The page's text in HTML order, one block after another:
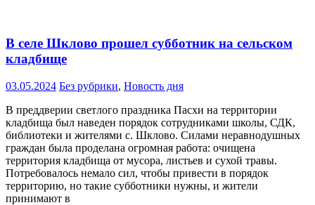
В селе Шклово прошел субботник на сельском
кладбище
03.05.2024 Без рубрики, Новость дня
В преддверии светлого праздника Пасхи на территории
кладбища был наведен порядок сотрудниками школы, СДК,
библиотеки и жителями с. Шклово. Силами неравнодушных
граждан была проделана огромная работа: очищена
территория кладбища от мусора, листьев и сухой травы.
Потребовалось немало сил, чтобы привести в порядок
территорию, но такие субботники нужны, и жители
принимают в